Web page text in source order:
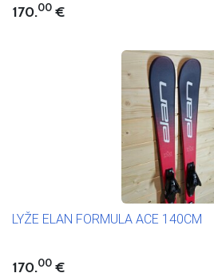
170.00 €
LYŽE ELAN FORMULA ACE 140CM
170.00 €